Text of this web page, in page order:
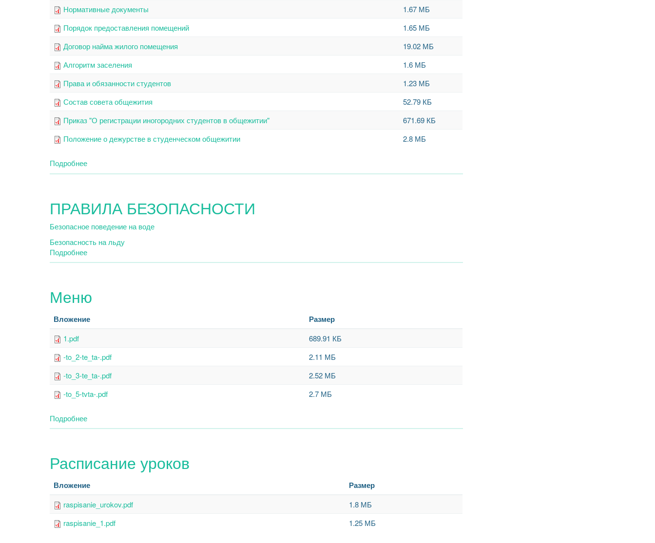
Нормативные документы
1.67 МБ
Порядок предоставления помещений
1.65 МБ
Договор найма жилого помещения
19.02 МБ
Алгоритм заселения
1.6 МБ
Права и обязанности студентов
1.23 МБ
Состав совета общежития
52.79 КБ
Приказ "О регистрации иногородних студентов в общежитии"
671.69 КБ
Положение о дежурстве в студенческом общежитии
2.8 МБ
Подробнее
Нормативные
ПРАВИЛА БЕЗОПАСНОСТИ
Безопасное поведение на воде
Безопасность на льду
Подробнее
ПРАВИЛА
Меню
Вложение Размер
1.pdf
689.91 КБ
-to_2-te_ta-.pdf
2.11 МБ
-to_3-te_ta-.pdf
2.52 МБ
-to_5-tvta-.pdf
2.7 МБ
Подробнее
Меню
Расписание уроков
Вложение Размер
raspisanie_urokov.pdf
1.8 МБ
raspisanie_1.pdf
1.25 МБ